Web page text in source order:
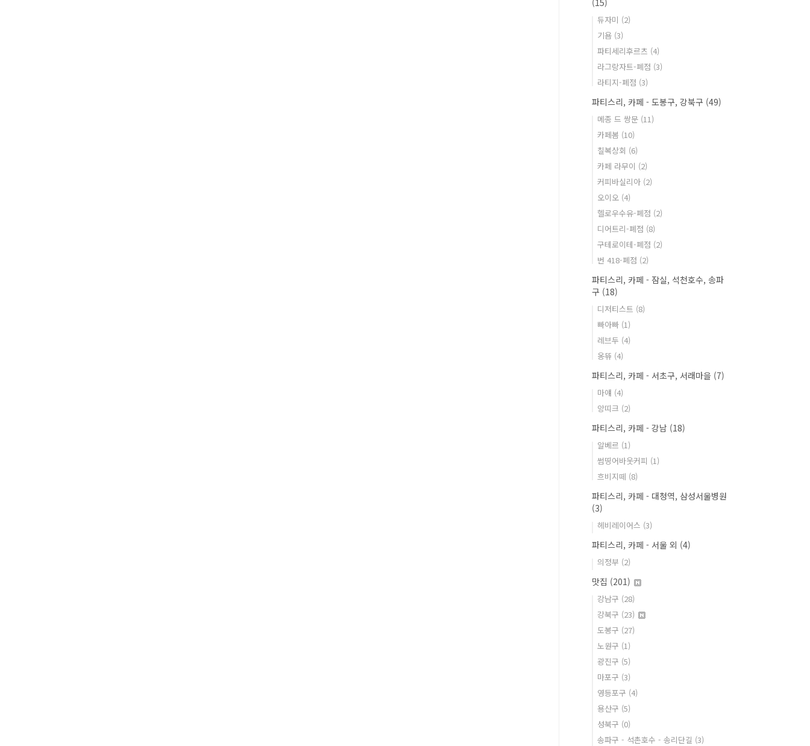
(15)
듀자미 (2)
기욤 (3)
파티세리후르츠 (4)
라그랑자트-폐점 (3)
라티지-폐점 (3)
파티스리, 카페 - 도봉구, 강북구 (49)
메종 드 쌍문 (11)
카페봄 (10)
칠복상회 (6)
카페 라무이 (2)
커피바실리아 (2)
오이오 (4)
헬로우수유-폐점 (2)
디어트리-폐점 (8)
구테로이테-폐점 (2)
번 418-폐점 (2)
파티스리, 카페 - 잠실, 석천호수, 송파
구 (18)
디저티스트 (8)
빠아빠 (1)
레브두 (4)
옹뜌 (4)
파티스리, 카페 - 서초구, 서래마을 (7)
마얘 (4)
앙띠크 (2)
파티스리, 카페 - 강남 (18)
알베르 (1)
썸띵어바웃커피 (1)
흐비지떼 (8)
파티스리, 카페 - 대청역, 삼성서울병원
(3)
헤비레이어스 (3)
파티스리, 카페 - 서울 외 (4)
의정부 (2)
맛집 (201)
강남구 (28)
강북구 (23)
도봉구 (27)
노원구 (1)
광진구 (5)
마포구 (3)
영등포구 (4)
용산구 (5)
성북구 (0)
송파구 - 석촌호수 - 송리단길 (3)